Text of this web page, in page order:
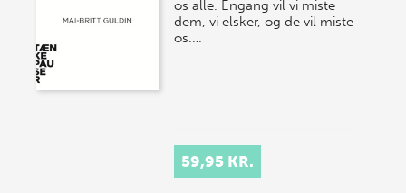
os alle. Engang vil vi miste
dem, vi elsker, og de vil miste
os.…
59,95 KR.